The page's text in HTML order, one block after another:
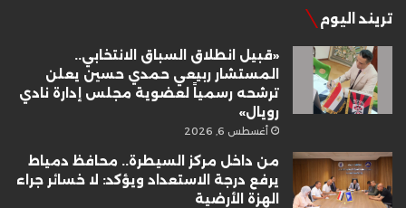
تريند اليوم
«قبيل انطلاق السباق الانتخابي..
المستشار ربيعي حمدي حسين يعلن
ترشحه رسمياً لعضوية مجلس إدارة نادي
رويال»
أغسطس 6, 2026
من داخل مركز السيطرة.. محافظ دمياط
يرفع درجة الاستعداد ويؤكد: لا خسائر جراء
الهزة الأرضية